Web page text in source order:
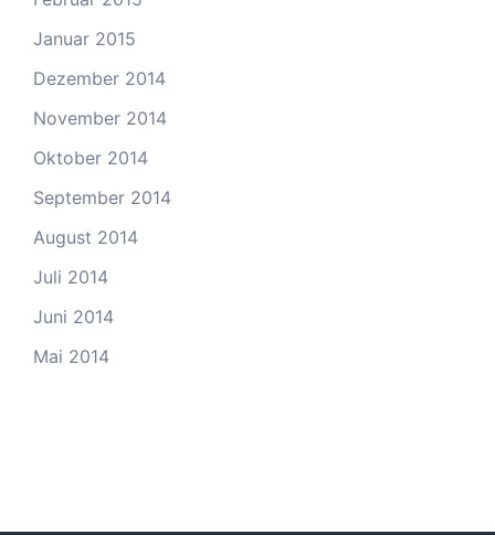
Januar 2015
Dezember 2014
November 2014
Oktober 2014
September 2014
August 2014
Juli 2014
Juni 2014
Mai 2014